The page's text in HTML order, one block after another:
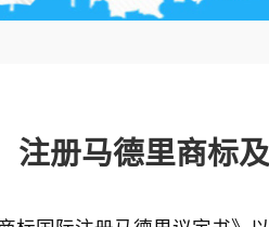
注册马德里商标